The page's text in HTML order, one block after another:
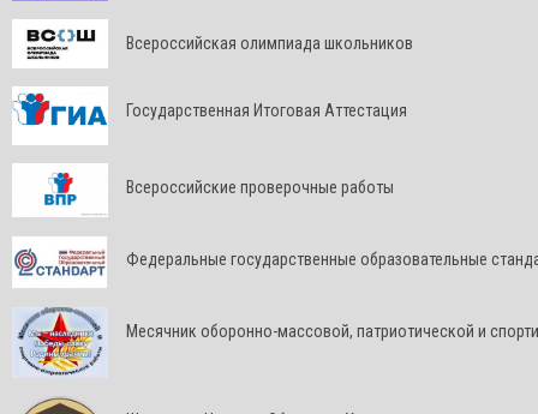
Всероссийская олимпиада школьников
Государственная Итоговая Аттестация
Всероссийские проверочные работы
Федеральные государственные образовательные
Месячник оборонно-массовой, патриотической и